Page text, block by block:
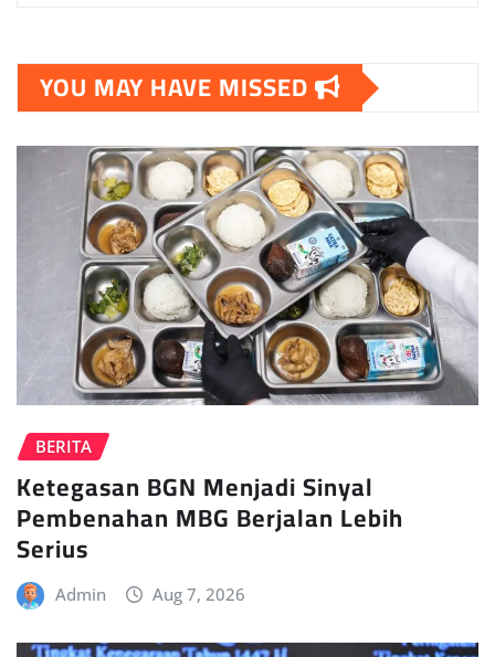
YOU MAY HAVE MISSED
BERITA
Ketegasan BGN Menjadi Sinyal
Pembenahan MBG Berjalan Lebih
Serius
Admin Aug 7, 2026